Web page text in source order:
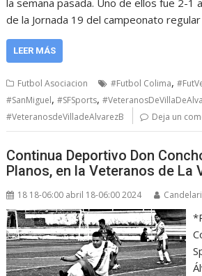
la semana pasada. Uno de ellos fue 2-1
de la Jornada 19 del campeonato
LEER MÁS
Futbol Asociacion #Futbol Colima,
#SanMiguel,#SFSports,
#VeteranosdeVilladeAlvarezB Deja un
Continua Deportivo Don
Planos, en la Veteranos de La
18 18-06:00 abril 18-06:00 2024